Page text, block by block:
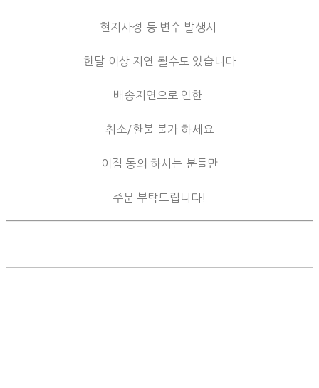
현지사정 등 변수 발생시
한달 이상 지연 될수도 있습니다
배송지연으로 인한
취소/환불 불가 하세요
이점 동의 하시는 분들만
주문 부탁드립니다!